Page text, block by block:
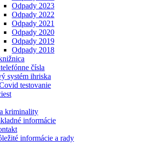
Odpady 2023
Odpady 2022
Odpady 2021
Odpady 2020
Odpady 2019
Odpady 2018
čísla
systém ihriska
testovanie
kriminality
informácie
informácie a rady